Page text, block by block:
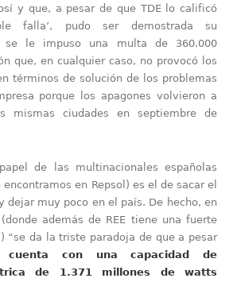
y que, a pesar de que TDE lo calificó
falla’, pudo ser demostrada su
se le impuso una multa de 360.000
que, en cualquier caso, no provocó los
términos de solución de los problemas
porque los apagones volvieron a
mismas ciudades en septiembre de
de las multinacionales españolas
en Repsol) es el de sacar el
dejar muy poco en el país. De hecho, en
además de REE tiene una fuerte
“se da la triste paradoja de que a pesar
cuenta con una capacidad de
de 1.371 millones de watts